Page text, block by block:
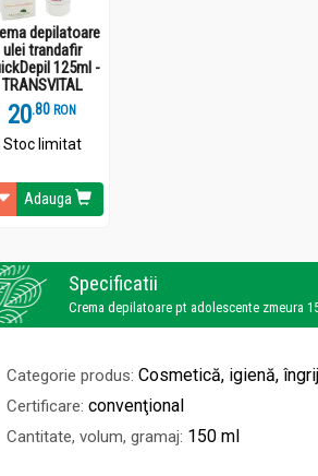
depilatoare
ulei trandafir
125ml -
TRANSVITAL
20.8 RON
Stoc limitat
Adauga
Specificatii
Crema depilatoare pt adolescente zmeura
Categorie produs: Cosmetică, igienă,
Certificare: convenţional
Cantitate, volum, gramaj: 150 ml